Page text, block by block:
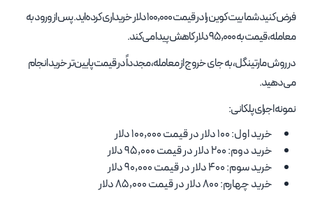
فرض کنید شما بیت کوین را در قیمت 100,000 دلار خریداری کرده‌اید. پس از ورود به
معامله، قیمت به 95,000 دلار کاهش پیدا می‌کند.
در روش مارتینگل، به جای خروج از معامله، مجدداً در قیمت پایین‌تر خرید انجام
می‌دهید.
نمونه اجرای پلکانی:
خرید اول: 100 دلار در قیمت 100,000 دلار
خرید دوم: 200 دلار در قیمت 95,000 دلار
خرید سوم: 400 دلار در قیمت 90,000 دلار
خرید چهارم: 800 دلار در قیمت 85,000 دلار